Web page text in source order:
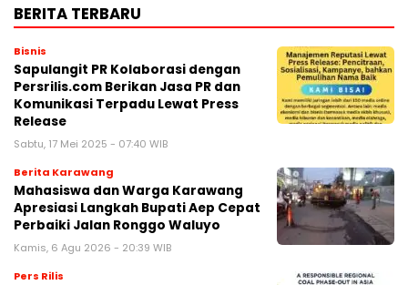
BERITA TERBARU
Bisnis
Sapulangit PR Kolaborasi dengan
Persrilis.com Berikan Jasa PR dan
Komunikasi Terpadu Lewat Press
Release
Sabtu, 17 Mei 2025 - 07:40 WIB
Berita Karawang
Mahasiswa dan Warga Karawang
Apresiasi Langkah Bupati Aep Cepat
Perbaiki Jalan Ronggo Waluyo
Kamis, 6 Agu 2026 - 20:39 WIB
Pers Rilis